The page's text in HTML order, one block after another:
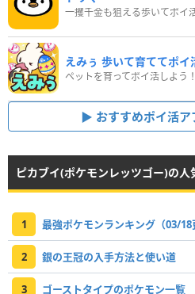
一攫千金も狙える歩いてポイ
えみぅ 歩いて育ててポイ
おすすめポイ活
ピカブイ(ポケモンレッツゴー)の人
1 最強ポケモンランキング（03/18
2 銀の王冠の入手方法と使い道
3 ゴーストタイプのポケモン一覧